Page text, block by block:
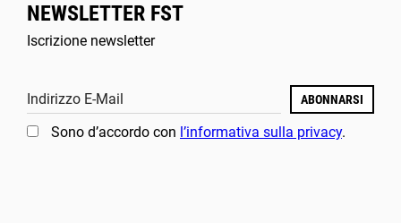
NEWSLETTER FST
Iscrizione newsletter
Indirizzo E-Mail ABONNARSI
Sono d’accordo con l’informativa sulla privacy.